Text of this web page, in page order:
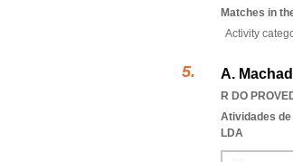
Matches in
Activity
A.
R DO
Atividades
LDA